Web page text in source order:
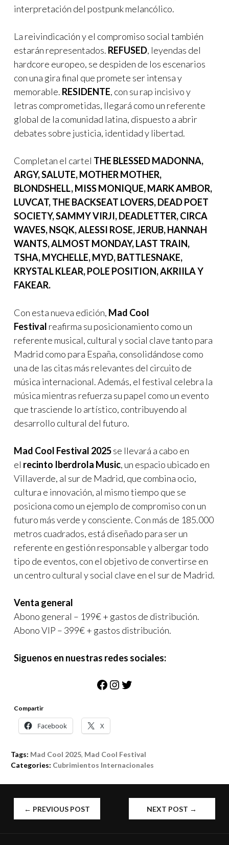
interpretación del postpunk melancólico.
La reivindicación y el compromiso social también
estarán representados. REFUSED, leyendas del
hardcore europeo, se despiden de los escenarios
con una gira final que promete ser intensa y
memorable. RESIDENTE, con su rap incisivo y
letras comprometidas, llegará como un referente
global de la comunidad latina, dispuesto a abrir
debates sobre justicia, identidad y libertad.
Completan el cartel THE BLESSED MADONNA,
ARGY, SALUTE, MOTHER MOTHER,
BLONDSHELL, MISS MONIQUE, MARK AMBOR,
LUVCAT, THE BACKSEAT LOVERS, DEAD POET
SOCIETY, SAMMY VIRJI, DEADLETTER, CIRCA
WAVES, NSQK, ALESSI ROSE, JERUB, HANNAH
WANTS, ALMOST MONDAY, LAST TRAIN,
TSHA, MYCHELLE, MYD, BATTLESNAKE,
KRYSTAL KLEAR, POLE POSITION, AKRIILA Y
FAKEAR.
Con esta nueva edición, Mad Cool
Festival reafirma su posicionamiento como un
referente musical, cultural y social clave tanto para
Madrid como para España, consolidándose como
una de las citas más relevantes del circuito de
música internacional. Además, el festival celebra la
música mientras refuerza su papel como un evento
que trasciende lo artístico, contribuyendo al
desarrollo cultural del futuro.
Mad Cool Festival 2025se llevará a cabo en
el recinto Iberdrola Music, un espacio ubicado en
Villaverde, al sur de Madrid, que combina ocio,
cultura e innovación, al mismo tiempo que se
posiciona como un ejemplo de compromiso con un
futuro más verde y consciente. Con más de 185.000
metros cuadrados, está diseñado para ser un
referente en gestión responsable y albergar todo
tipo de eventos, con el objetivo de convertirse en
un centro cultural y social clave en el sur de Madrid.
Venta general
Abono general – 199€ + gastos de distribución.
Abono VIP – 399€ + gastos distribución.
Siguenos en nuestras redes sociales:
Facebook
Instagram
Twitter
Compartir
Facebook X
Tags: Mad Cool 2025, Mad Cool Festival
Categories: Cubrimientos Internacionales
POST
← PREVIOUS POST NEXT POST →